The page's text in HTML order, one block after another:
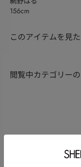
156cm
このアイテムを見
閲覧中カテゴリー